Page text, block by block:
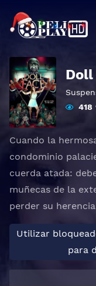
Doll
418
Cuando la
condominio
cuerda atada:
muñecas de la
perder su
Utilizar
para